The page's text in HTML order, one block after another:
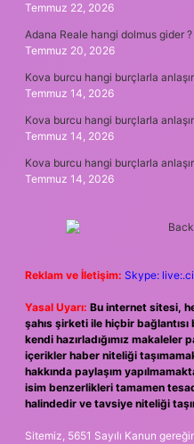
Temmuz 22, 2026
Adana Reale hangi dolmus gider ?
Temmuz 20, 2026
Kova burcu hangi burçlarla
Temmuz 14, 2026
Kova burcu hangi burçlarla
Temmuz 14, 2026
Kova burcu hangi burçlarla
Temmuz 14, 2026
Reklam ve İletişim: Skype:
Yasal Uyarı: Bu internet sitesi,
şahıs şirketi ile hiçbir
kendi hazırladığımız makaleler
içerikler haber niteliği
hakkında paylaşım
isim benzerlikleri tamamen
halindedir ve tavsiye niteliği
Sitemiz, 5651 Sayılı Kanun